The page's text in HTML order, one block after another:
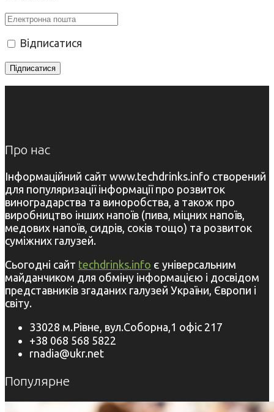
Відписатися
Про нас
Інформаційний сайт www.techdrinks.info створений
для популяризації інформації про розвиток
виноградарства та виноробства, а також про
виробництво інших напоїв (пива, міцних напоїв,
медових напоїв, сидрів, соків тощо) та розвиток
суміжних галузей.
Сьогодні сайт techdrinks.info є універсальним
майданчиком для обміну інформацією і досвідом
представників згаданих галузей України, Європи і
світу.
33028 м.Рівне, вул.Соборна,1 офіс 217
+38 068 568 5822
rnadia@ukr.net
Популярне